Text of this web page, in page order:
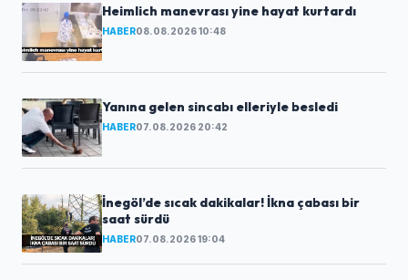
Heimlich manevrası yine hayat kurtardı
HABER08.08.2026 10:48
Yanına gelen sincabı elleriyle besledi
HABER07.08.2026 20:42
İnegöl’de sıcak dakikalar! İkna çabası bir
saat sürdü
HABER07.08.2026 19:04